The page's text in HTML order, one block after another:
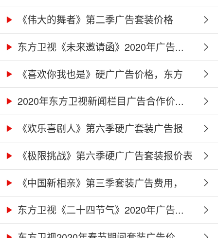
《伟大的舞者》第二季广告套装价格
（硬...
东方卫视《未来邀请函》2020年广告...
《喜欢你我也是》硬广广告价格，东方
卫...2020年东方卫视新闻栏目广告合作价...
《欢乐喜剧人》第六季硬广套装广告报
价...《极限挑战》第六季硬广广告套装报价表
《中国新相亲》第三季套装广告费用，
东...东方卫视《二十四节气》2020年广告...